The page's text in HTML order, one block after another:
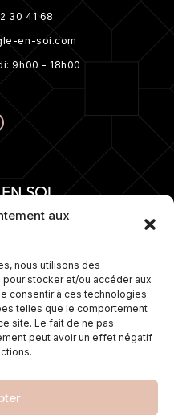
aux
nous utilisons des
stocker et/ou accéder aux
consentir à ces technologies
telles que le comportement
site. Le fait de ne pas
peut avoir un effet négatif
30 41 68
en-soi.com
9h00 - 18h00
de 15 ans dans la
proposons
de soins sur
avec les
cosmétiques.